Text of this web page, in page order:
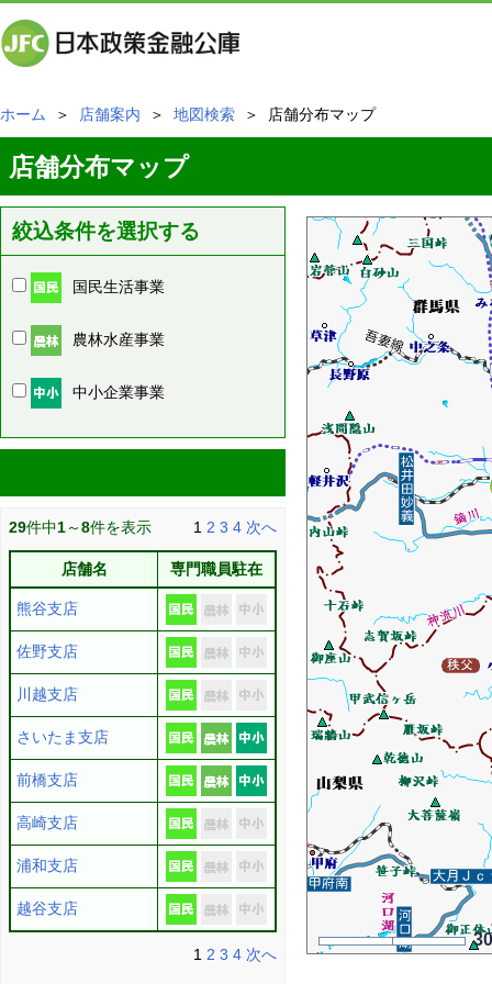
ホーム ＞ 店舗案内 ＞ 地図検索 ＞ 店舗分布マップ
店舗分布マップ
絞込条件を選択する
国民生活事業
農林水産事業
中小企業事業
29件中1～8件を表示 1 2 3 4 次へ
店舗名 専門職員駐在
熊谷支店
佐野支店
川越支店
さいたま支店
前橋支店
高崎支店
浦和支店
越谷支店
1 2 3 4 次へ